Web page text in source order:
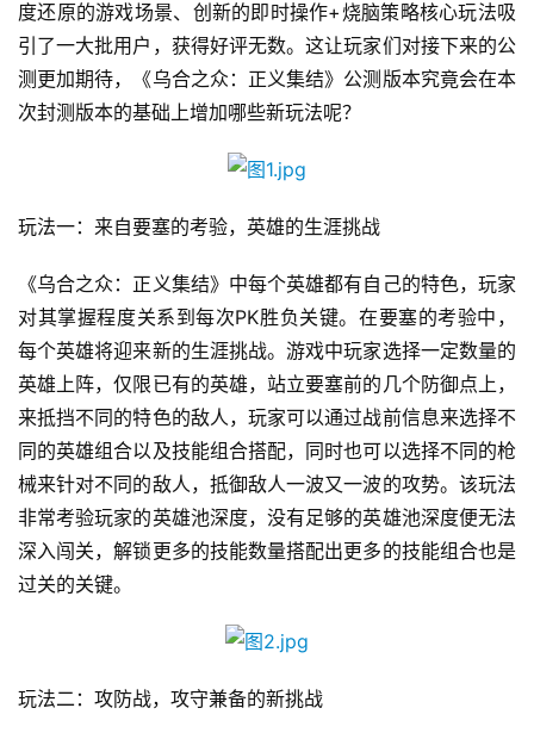
首
页
游
度还原的游戏场景、创新的即时操作+烧脑策略核心玩法吸
引了一大批用户，获得好评无数。这让玩家们对接下来的公
测更加期待，《乌合之众：正义集结》公测版本究竟会在本
次封测版本的基础上增加哪些新玩法呢？
玩法一：来自要塞的考验，英雄的生涯挑战
《乌合之众：正义集结》中每个英雄都有自己的特色，玩家
对其掌握程度关系到每次PK胜负关键。在要塞的考验中，
每个英雄将迎来新的生涯挑战。游戏中玩家选择一定数量的
英雄上阵，仅限已有的英雄，站立要塞前的几个防御点上，
来抵挡不同的特色的敌人，玩家可以通过战前信息来选择不
同的英雄组合以及技能组合搭配，同时也可以选择不同的枪
械来针对不同的敌人，抵御敌人一波又一波的攻势。该玩法
非常考验玩家的英雄池深度，没有足够的英雄池深度便无法
深入闯关，解锁更多的技能数量搭配出更多的技能组合也是
过关的关键。
玩法二：攻防战，攻守兼备的新挑战